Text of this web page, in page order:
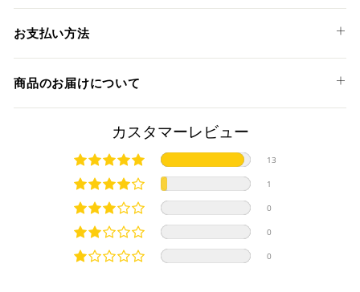
890 DUKE '20-23
SC1-Rサイレンサーは五角形シェルが特徴で、過酷なレース
ます。
SBKを初めとする多くの選手権で高性能を発揮し、結果を出
スリムにマウントさせることが可能で、高パフォーマンスと
軽量化、そしてルックスの向上に大きな変化をもたらしま
サイレンサーのエンドキャップには超軽量＆高強度のドライ
カーボンを惜しみなく採用しています。
サイレンサー本体にはSC-PROJECT (SCプロジェクト) のロゴ
が施されております。
本製品にはあらかじめ消音バッフルが装着されております。
お支払い方法
クレジットカード
上記クレジットカードをご利用頂けます。
分割払い、リボ払い、3Dセキュア対応カードをご利用の
際は、『クレジットカード決済(3Dセキュア) - SBPS』を
ご選択ください。
対応支払回数について以下の通りです。
商品のお届けについて
商品発送までの日数について
ご希望商品の在庫状況により異なります。 詳しくは該当商品
ページよりご希望のカラー、材質等(オプションがある場合)を
選択後に表示される納期をご確認ください。
国内在庫ありの場合
・平日16時までのご注文、お支払い完了で即日発送いたしま
カスタマーレビュー
13
1
0
0
0